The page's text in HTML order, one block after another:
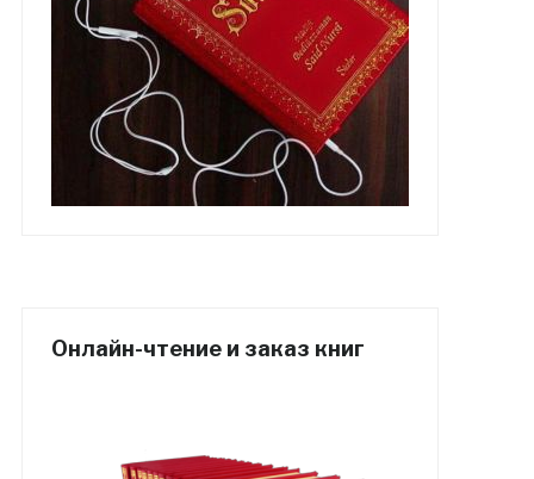
Онлайн-чтение и заказ книг